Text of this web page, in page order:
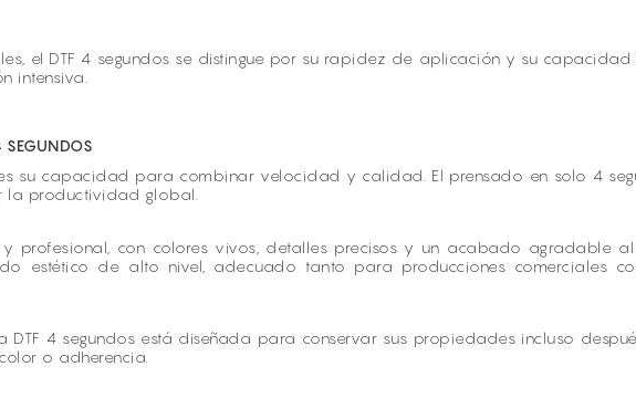
el DTF 4 segundos se distingue por su rapidez de aplicación y su
intensiva.
SEGUNDOS
su capacidad para combinar velocidad y calidad. El prensado en solo 4
la productividad global.
profesional, con colores vivos, detalles precisos y un acabado agradable al
estético de alto nivel, adecuado tanto para producciones comerciales
DTF 4 segundos está diseñada para conservar sus propiedades incluso
o adherencia.